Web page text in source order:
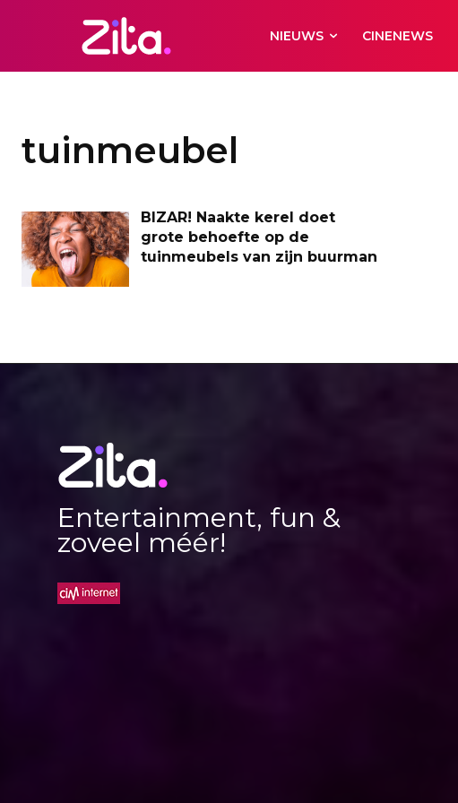
NIEUWS CINENEWS
tuinmeubel
BIZAR! Naakte kerel doet
grote behoefte op de
tuinmeubels van zijn buurman
Entertainment, fun &
zoveel méér!